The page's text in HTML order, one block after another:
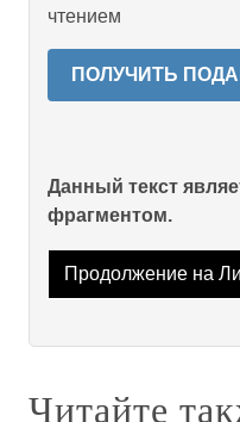
чтением
ПОЛУЧИТЬ
Данный текст
фрагментом.
Продолжение на
Читайте